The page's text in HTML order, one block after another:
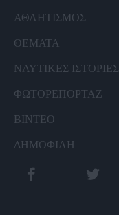
ΑΘΛΗΤΙΣΜΟΣ
ΘΕΜΑΤΑ
ΝΑΥΤΙΚΕΣ ΙΣΤΟΡΙΕΣ
ΦΩΤΟΡΕΠΟΡΤΑΖ
ΒΙΝΤΕΟ
ΔΗΜΟΦΙΛΗ